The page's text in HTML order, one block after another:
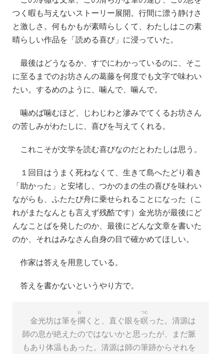
つく暇も与えないストーリー展開。行間に漂う静けさ
と激しさ。何もかもが素晴らしくて、わたしはこの素
晴らしい作品を「読める喜び」に浸っていた。
最後はどうなるか、すでにわかっているのに、そこ
に至るまでのお坊さんの葛藤を何度でも文字で味わい
たい。するめのように、噛んで、噛んで。
噛めば噛むほど、じわじわと滲みでてくるお坊さん
の苦しみがわたしに、喜びを与えてくれる。
これこそが文学を読む喜びなのだとわたしは思う。
１回目はうまく死ねなくて、生きて島へたどり着き
「助かった」と安堵し、つかのまの生の喜びを味わい
ながらも、ふたたび舟に乗せられることになった（こ
れがまたなんとも言えず残酷です）金光坊が最後にど
んなことばを発したのか、最後にどんな文章を書いた
のか、それはみなさん自身の目で確かめてほしい。
作家は答えを用意している。
答えを書かないというやり方で。
金光坊は筆を擱
お
くと、直ぐ眼を瞑
つむ
った。清源は
師の息が絶えたのではないかと思ったが、まだ脈
もあり体温もあった。清源は師の筆跡からそれを